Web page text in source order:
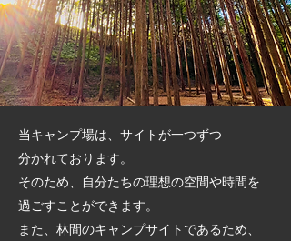
当キャンプ場は、サイトが一つずつ
分かれております。
そのため、自分たちの理想の空間や時間を
過ごすことができます。
また、林間のキャンプサイトであるため、